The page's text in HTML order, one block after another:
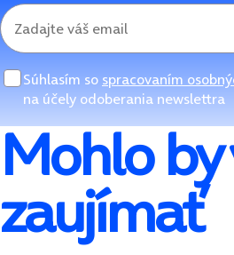
Súhlasím so spracovaním
na účely odoberania newslettra
Mohlo by
zaujímať